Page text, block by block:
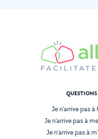
Je n'arrive pas
Je n'arrive pas à
Je n'arrive pas à